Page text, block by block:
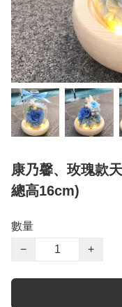
康乃馨、玫瑰款
總高16cm)
數量
−
+